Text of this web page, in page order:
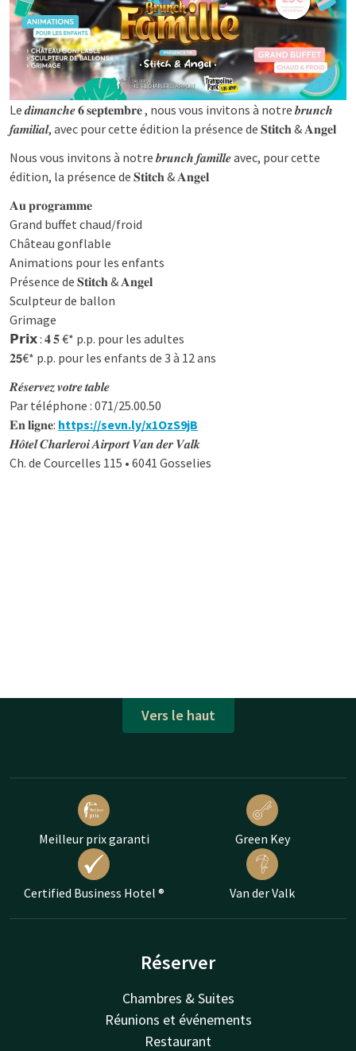
Le 𝒅𝒊𝒎𝒂𝒏𝒄𝒉𝒆 𝟔 𝐬𝐞𝐩𝐭𝐞𝐦𝐛𝐫𝐞 , nous vous invitons à notre 𝒃𝒓𝒖𝒏𝒄𝒉
𝒇𝒂𝒎𝒊𝒍𝒊𝒂𝒍, avec pour cette édition la présence de 𝐒𝐭𝐢𝐭𝐜𝐡 & 𝐀𝐧𝐠𝐞𝐥
Nous vous invitons à notre 𝒃𝒓𝒖𝒏𝒄𝒉 𝒇𝒂𝒎𝒊𝒍𝒍𝒆 avec, pour cette
édition, la présence de 𝐒𝐭𝐢𝐭𝐜𝐡 & 𝐀𝐧𝐠𝐞𝐥
𝐀𝐮 𝐩𝐫𝐨𝐠𝐫𝐚𝐦𝐦𝐞
Grand buffet chaud/froid
Château gonflable
Animations pour les enfants
Présence de 𝐒𝐭𝐢𝐭𝐜𝐡 & 𝐀𝐧𝐠𝐞𝐥
Sculpteur de ballon
Grimage
𝗣𝗿𝗶𝘅 : 𝟒 𝟓 €* p.p. pour les adultes
𝟐𝟱€* p.p. pour les enfants de 3 à 12 ans
𝑹𝒆́𝒔𝒆𝒓𝒗𝒆𝒛 𝒗𝒐𝒕𝒓𝒆 𝒕𝒂𝒃𝒍𝒆
Par téléphone : 071/25.00.50
𝐄𝐧 𝐥𝐢𝐠𝐧𝐞: https://sevn.ly/x1OzS9jB
𝑯𝒐̂𝒕𝒆𝒍 𝑪𝒉𝒂𝒓𝒍𝒆𝒓𝒐𝒊 𝑨𝒊𝒓𝒑𝒐𝒓𝒕 𝑽𝒂𝒏 𝒅𝒆𝒓 𝑽𝒂𝒍𝒌
Ch. de Courcelles 115 • 6041 Gosselies
Vers le haut
Meilleur prix garanti Green Key
Certified Business Hotel ® Van der Valk
Réserver
Chambres & Suites
Réunions et événements
Restaurant